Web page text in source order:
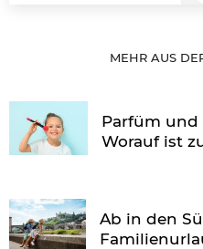
MEHR AUS
Parfüm und
Worauf ist
Ab in den